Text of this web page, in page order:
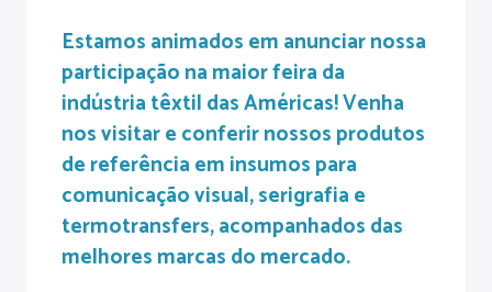
Estamos animados em anunciar nossa
participação na maior feira da
indústria têxtil das Américas! Venha
nos visitar e conferir nossos produtos
de referência em insumos para
comunicação visual, serigrafia e
termotransfers, acompanhados das
melhores marcas do mercado.